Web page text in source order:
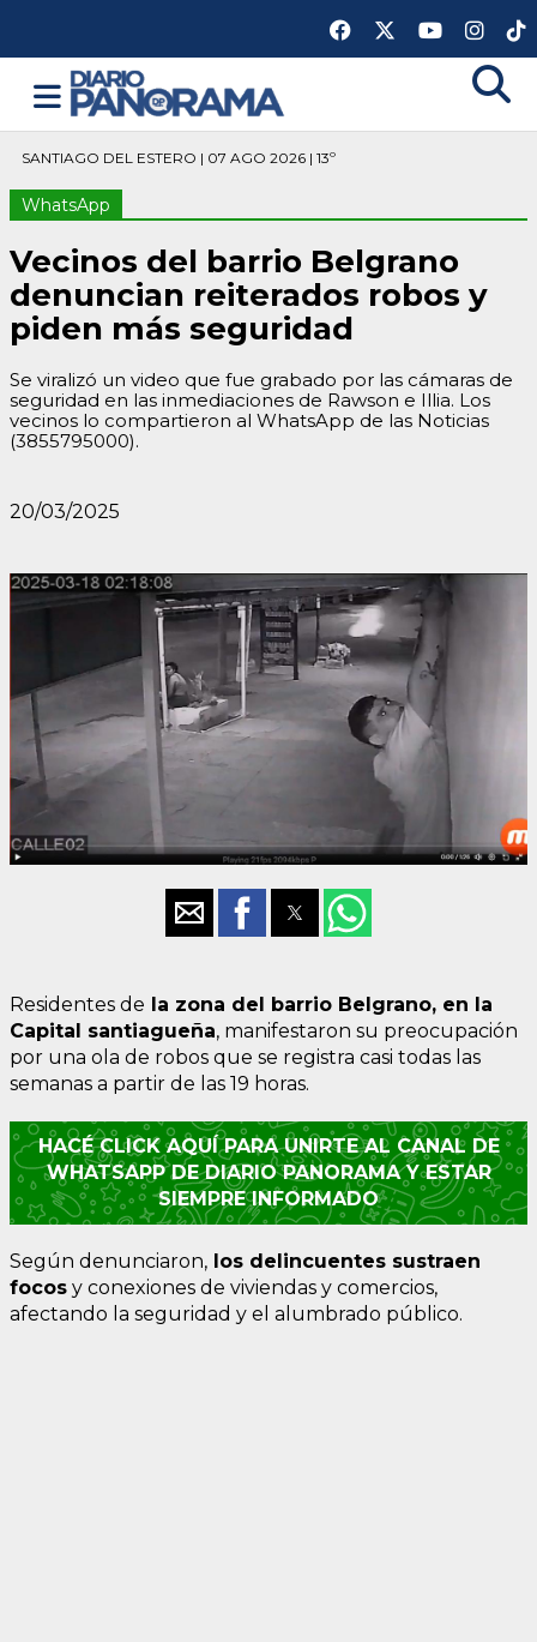
SANTIAGO DEL ESTERO | 07 AGO 2026 | 13º
WhatsApp
Vecinos del barrio Belgrano
denuncian reiterados robos y
piden más seguridad
Se viralizó un video que fue grabado por las cámaras de
seguridad en las inmediaciones de Rawson e Illia. Los
vecinos lo compartieron al WhatsApp de las Noticias
(3855795000).
20/03/2025
Residentes de la zona del barrio Belgrano, en la
Capital santiagueña, manifestaron su preocupación
por una ola de robos que se registra casi todas las
semanas a partir de las 19 horas.
HACÉ CLICK AQUÍ PARA UNIRTE AL CANAL DE
WHATSAPP DE DIARIO PANORAMA Y ESTAR
SIEMPRE INFORMADO
Según denunciaron, los delincuentes sustraen
focos y conexiones de viviendas y comercios,
afectando la seguridad y el alumbrado público.